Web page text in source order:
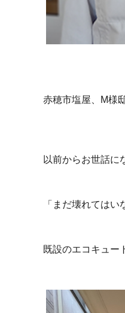
赤穂市塩屋、M様
以前からお世話に
「まだ壊れては
既設のエコキュー